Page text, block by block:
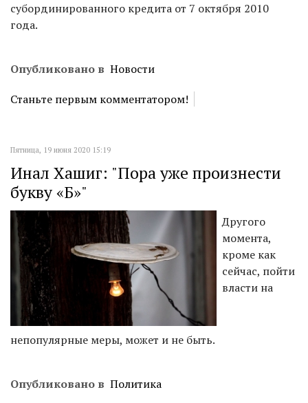
субординированного кредита от 7 октября 2010
года.
Опубликовано в Новости
Станьте первым комментатором!
Пятница, 19 июня 2020 15:19
Инал Хашиг: "Пора уже произнести
букву «Б»"
Другого
момента,
кроме как
сейчас, пойти
власти на
непопулярные меры, может и не быть.
Опубликовано в Политика